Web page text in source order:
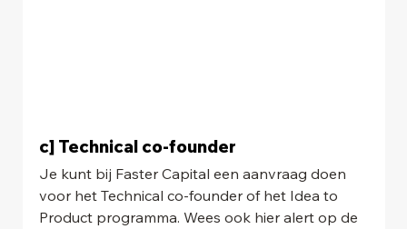
c] Technical co-founder
Je kunt bij Faster Capital een aanvraag doen
voor het Technical co-founder of het Idea to
Product programma. Wees ook hier alert op de